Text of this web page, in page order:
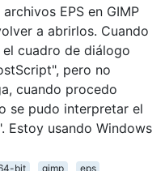
EPS en GIMP
a abrirlos. Cuando
cuadro de diálogo
pero no
cuando procedo
se pudo interpretar el
Estoy usando Windows
bit gimp eps